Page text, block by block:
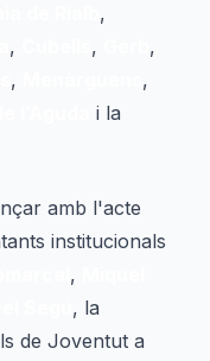
,
, ,
,
,
,
i la
amb l'acte
institucionals
,
, la
de Joventut a